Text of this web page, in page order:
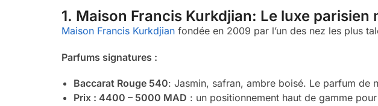
1. Maison Francis Kurkdjian: Le luxe parisien
Maison Francis Kurkdjian fondée en 2009 par l’un des nez les plus
Parfums signatures :
Baccarat Rouge 540: Jasmin, safran, ambre boisé. Le parfum de
Prix : 4400 – 5000 MAD : un positionnement haut de gamme